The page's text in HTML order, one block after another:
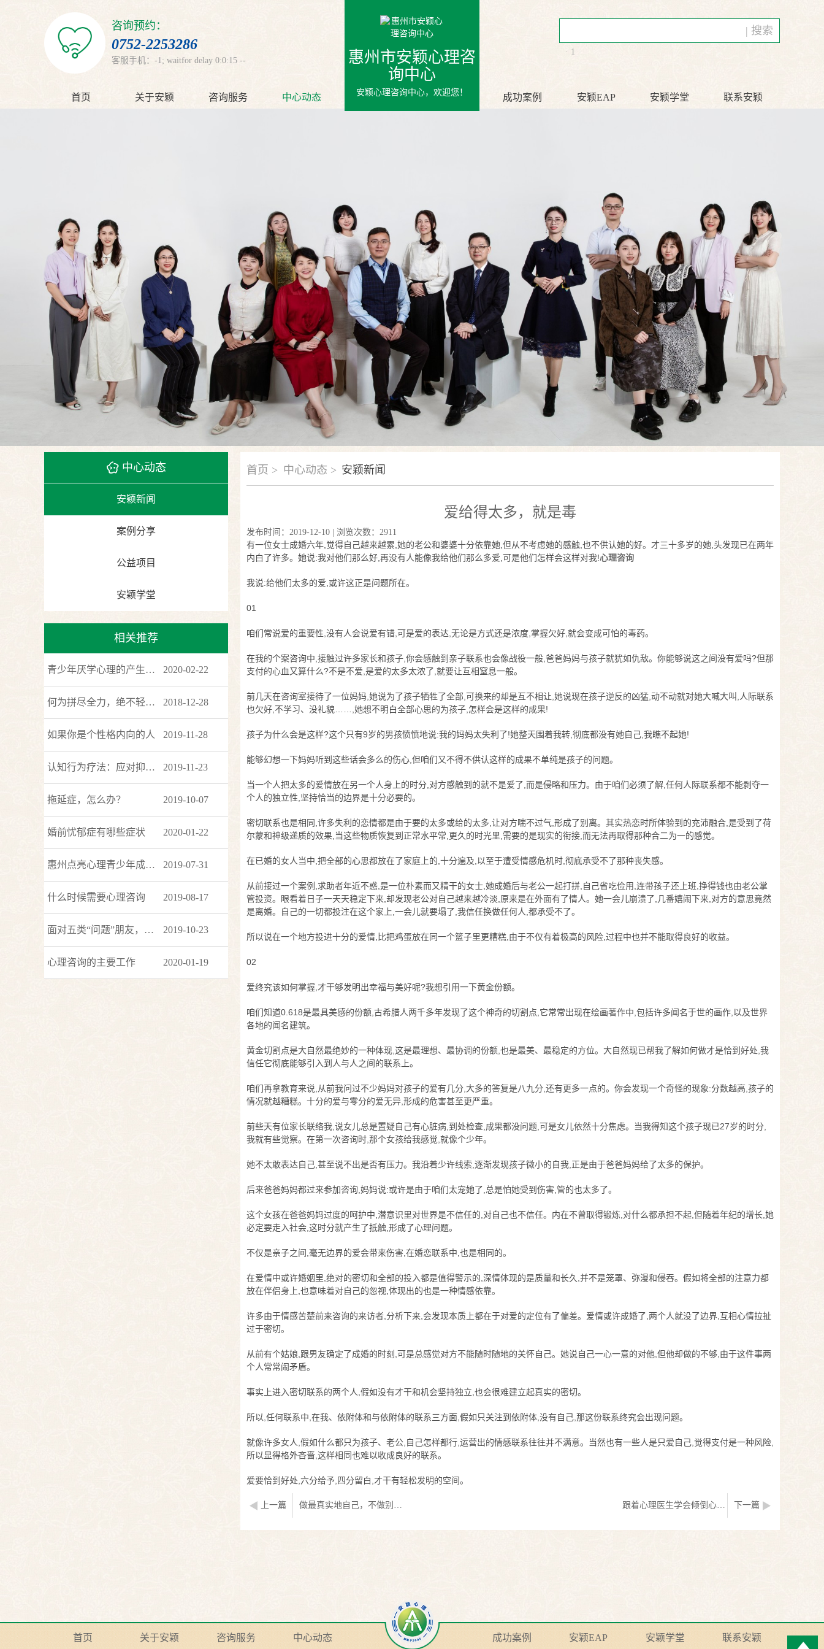
咨询预约：
0752-2253286
客服手机：-1; waitfor delay 0:0:15 --
| 搜索
· 1
首页 关于安颖 咨询服务 中心动态 成功案例 安颖EAP 安颖学堂 联系安颖
惠州市安颖心理咨
询中心
安颖心理咨询中心，欢迎您！
中心动态
安颖新闻
案例分享
公益项目
安颖学堂
相关推荐
青少年厌学心理的产生原因 2020-02-22
何为拼尽全力，绝不轻言放弃？进来一探究竟吧！ 2018-12-28
如果你是个性格内向的人 2019-11-28
认知行为疗法：应对抑郁的5种方法 2019-11-23
拖延症，怎么办？ 2019-10-07
婚前忧郁症有哪些症状 2020-01-22
惠州点亮心理青少年成长咨询师：如何让一个不自信的人变得自信？ 2019-07-31
什么时候需要心理咨询 2019-08-17
面对五类“问题”朋友，你要懂得拒绝！ 2019-10-23
心理咨询的主要工作 2020-01-19
首页 > 中心动态 > 安颖新闻
爱给得太多，就是毒
发布时间：2019-12-10 | 浏览次数：2911
有一位女士成婚六年,觉得自己越来越累,她的老公和婆婆十分依靠她,但从不考虑她的感触,也不供认她的好。才三十多岁的她,头发现已在两年
内白了许多。她说:我对他们那么好,再没有人能像我给他们那么多爱,可是他们怎样会这样对我!心理咨询
我说:给他们太多的爱,或许这正是问题所在。
01
咱们常说爱的重要性,没有人会说爱有错,可是爱的表达,无论是方式还是浓度,掌握欠好,就会变成可怕的毒药。
在我的个案咨询中,接触过许多家长和孩子,你会感触到亲子联系也会像战役一般,爸爸妈妈与孩子就犹如仇敌。你能够说这之间没有爱吗?但那
支付的心血又算什么?不是不爱,是爱的太多太浓了,就要让互相窒息一般。
前几天在咨询室接待了一位妈妈,她说为了孩子牺牲了全部,可换来的却是互不相让,她说现在孩子逆反的凶猛,动不动就对她大喊大叫,人际联系
也欠好,不学习、没礼貌……,她想不明白全部心思的为孩子,怎样会是这样的成果!
孩子为什么会是这样?这个只有9岁的男孩愤愤地说:我的妈妈太失利了!她整天围着我转,彻底都没有她自己,我瞧不起她!
能够幻想一下妈妈听到这些话会多么的伤心,但咱们又不得不供认这样的成果不单纯是孩子的问题。
当一个人把太多的爱情放在另一个人身上的时分,对方感触到的就不是爱了,而是侵略和压力。由于咱们必须了解,任何人际联系都不能剥夺一
个人的独立性,坚持恰当的边界是十分必要的。
密切联系也是相同,许多失利的恋情都是由于要的太多或给的太多,让对方喘不过气,形成了别离。其实热恋时所体验到的充沛融合,是受到了荷
尔蒙和神级递质的效果,当这些物质恢复到正常水平常,更久的时光里,需要的是现实的衔接,而无法再取得那种合二为一的感觉。
在已婚的女人当中,把全部的心思都放在了家庭上的,十分遍及,以至于遭受情感危机时,彻底承受不了那种丧失感。
从前接过一个案例,求助者年近不惑,是一位朴素而又精干的女士,她成婚后与老公一起打拼,自己省吃俭用,连带孩子还上班,挣得钱也由老公掌
管投资。眼看着日子一天天稳定下来,却发现老公对自己越来越冷淡,原来是在外面有了情人。她一会儿崩溃了,几番嬉闹下来,对方的意思竟然
是离婚。自己的一切都投注在这个家上,一会儿就要塌了,我信任换做任何人,都承受不了。
所以说在一个地方投进十分的爱情,比把鸡蛋放在同一个篮子里更糟糕,由于不仅有着极高的风险,过程中也并不能取得良好的收益。
02
爱终究该如何掌握,才干够发明出幸福与美好呢?我想引用一下黄金份额。
咱们知道0.618是最具美感的份额,古希腊人两千多年发现了这个神奇的切割点,它常常出现在绘画著作中,包括许多闻名于世的画作,以及世界
各地的闻名建筑。
黄金切割点是大自然最绝妙的一种体现,这是最理想、最协调的份额,也是最美、最稳定的方位。大自然现已帮我了解如何做才是恰到好处,我
信任它彻底能够引入到人与人之间的联系上。
咱们再拿教育来说,从前我问过不少妈妈对孩子的爱有几分,大多的答复是八九分,还有更多一点的。你会发现一个奇怪的现象:分数越高,孩子的
情况就越糟糕。十分的爱与零分的爱无异,形成的危害甚至更严重。
前些天有位家长联络我,说女儿总是置疑自己有心脏病,到处检查,成果都没问题,可是女儿依然十分焦虑。当我得知这个孩子现已27岁的时分,
我就有些觉察。在第一次咨询时,那个女孩给我感觉,就像个少年。
她不太敢表达自己,甚至说不出是否有压力。我沿着少许线索,逐渐发现孩子微小的自我,正是由于爸爸妈妈给了太多的保护。
后来爸爸妈妈都过来参加咨询,妈妈说:或许是由于咱们太宠她了,总是怕她受到伤害,管的也太多了。
这个女孩在爸爸妈妈过度的呵护中,潜意识里对世界是不信任的,对自己也不信任。内在不曾取得锻炼,对什么都承担不起,但随着年纪的增长,她
必定要走入社会,这时分就产生了抵触,形成了心理问题。
不仅是亲子之间,毫无边界的爱会带来伤害,在婚恋联系中,也是相同的。
在爱情中或许婚姻里,绝对的密切和全部的投入都是值得警示的,深情体现的是质量和长久,并不是笼罩、弥漫和侵吞。假如将全部的注意力都
放在伴侣身上,也意味着对自己的忽视,体现出的也是一种情感依靠。
许多由于情感苦楚前来咨询的来访者,分析下来,会发现本质上都在于对爱的定位有了偏差。爱情或许成婚了,两个人就没了边界,互相心情拉扯
过于密切。
从前有个姑娘,跟男友确定了成婚的时刻,可是总感觉对方不能随时随地的关怀自己。她说自己一心一意的对他,但他却做的不够,由于这件事两
个人常常闹矛盾。
事实上进入密切联系的两个人,假如没有才干和机会坚持独立,也会很难建立起真实的密切。
所以,任何联系中,在我、依附体和与依附体的联系三方面,假如只关注到依附体,没有自己,那这份联系终究会出现问题。
就像许多女人,假如什么都只为孩子、老公,自己怎样都行,运营出的情感联系往往并不满意。当然也有一些人是只爱自己,觉得支付是一种风险,
所以显得格外吝啬,这样相同也难以收成良好的联系。
爱要恰到好处,六分给予,四分留白,才干有轻松发明的空间。
上一篇 做最真实地自己，不做别人心中的自己 下一篇
跟着心理医生学会倾倒心理垃圾
首页 关于安颖 咨询服务 中心动态 成功案例 安颖EAP 安颖学堂 联系安颖